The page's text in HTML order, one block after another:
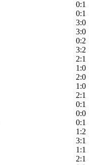
0:1
0:1
3:0
3:0
0:2
3:2
2:1
1:0
2:0
1:0
2:1
0:1
0:0
0:1
1:2
3:1
1:1
2:1